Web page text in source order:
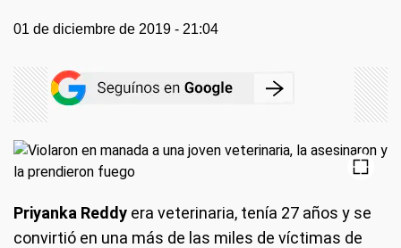
01 de diciembre de 2019 - 21:04
Priyanka Reddy era veterinaria, tenía 27 años y se
convirtió en una más de las miles de víctimas de